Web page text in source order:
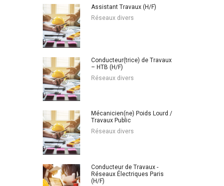
Assistant Travaux (H/F)
Réseaux divers
Conducteur(trice) de Travaux
– HTB (H/F)
Réseaux divers
Mécanicien(ne) Poids Lourd /
Travaux Public
Réseaux divers
Conducteur de Travaux -
Réseaux Électriques Paris
(H/F)